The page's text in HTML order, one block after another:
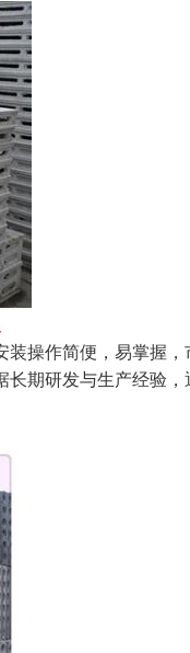
操作简便，易掌握
期研发与生产经验